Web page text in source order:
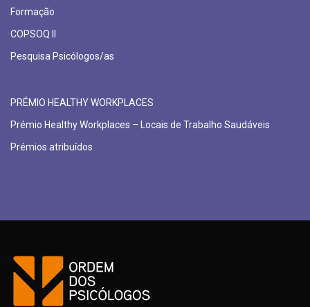
Formação
COPSOQ II
Pesquisa Psicólogos/as
PRÉMIO HEALTHY WORKPLACES
Prémio Healthy Workplaces – Locais de Trabalho Saudáveis
Prémios atribuídos